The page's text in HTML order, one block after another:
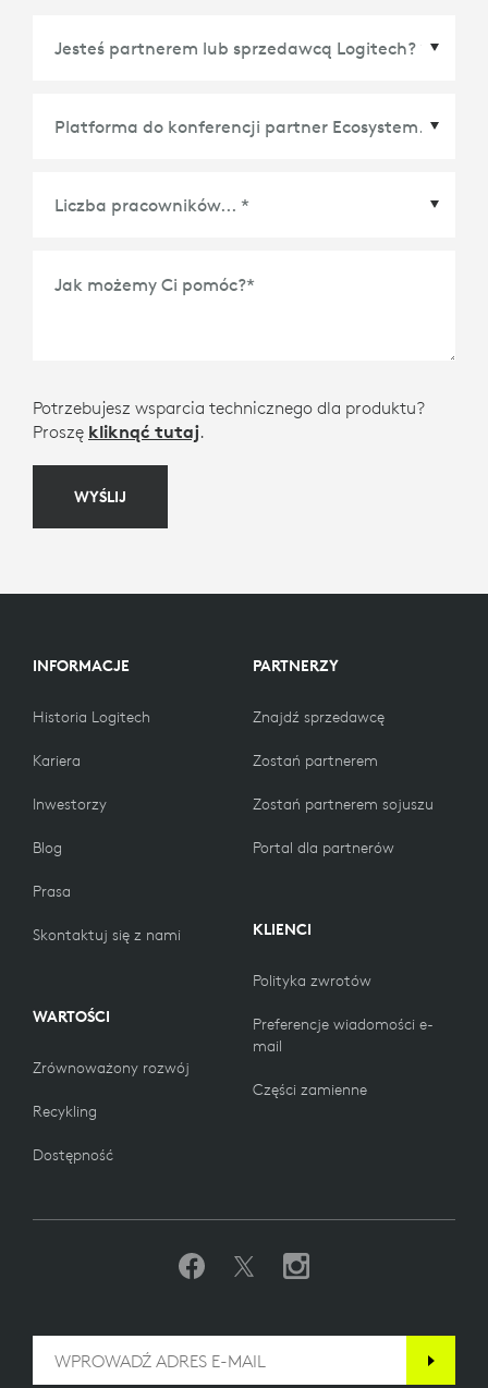
Jak możemy Ci pomóc?*
Potrzebujesz wsparcia technicznego dla produktu?
Proszę kliknąć tutaj.
WYŚLIJ
INFORMACJE
Historia Logitech
Kariera
Inwestorzy
Blog
Prasa
Skontaktuj się z nami
WARTOŚCI
Zrównoważony rozwój
Recykling
Dostępność
PARTNERZY
Znajdź sprzedawcę
Zostań partnerem
Zostań partnerem sojuszu
Portal dla partnerów
KLIENCI
Polityka zwrotów
Preferencje wiadomości e-
mail
Części zamienne